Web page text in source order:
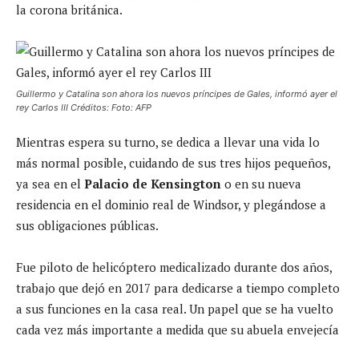
la corona británica.
Guillermo y Catalina son ahora los nuevos príncipes de Gales, informó ayer el
rey Carlos III Créditos: Foto: AFP
Mientras espera su turno, se dedica a llevar una vida lo
más normal posible, cuidando de sus tres hijos pequeños,
ya sea en el Palacio de Kensington o en su nueva
residencia en el dominio real de Windsor, y plegándose a
sus obligaciones públicas.
Fue piloto de helicóptero medicalizado durante dos años,
trabajo que dejó en 2017 para dedicarse a tiempo completo
a sus funciones en la casa real. Un papel que se ha vuelto
cada vez más importante a medida que su abuela envejecía